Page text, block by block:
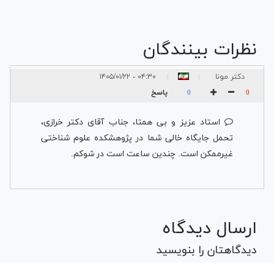
نظرات بینندگان
دکتر مونا
دلاوریان
۰۴:۳۰ - ۱۴۰۵/۰۱/۲۲
0
0 پاسخ
استاد عزیز و بی همتا، جناب آقای دکتر خرازی،
تحمل جایگاه خالی شما در پژوهشکده علوم شناختی
غیرممکن است. چندین ساعت است در شوکم.
ارسال دیدگاه
دیدگاهتان را بنویسید